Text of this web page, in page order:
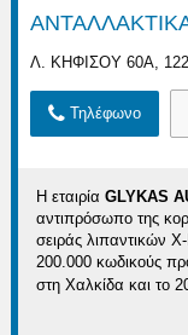
Λ. ΚΗΦΙΣΟΥ 60Α,
Τηλέφωνο
Η εταιρίαGLYKAS
αντιπρόσωπο της
σειράς λιπαντικών
200.000 κωδικούς
στη Χαλκίδα και το